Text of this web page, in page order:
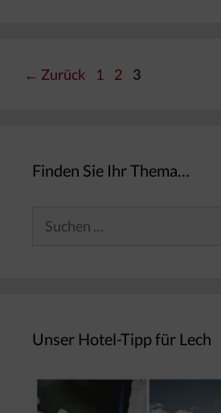
← Zurück Seite
1 Seite
2 Seite
3
Finden Sie Ihr Thema…
Unser Hotel-Tipp für Lech